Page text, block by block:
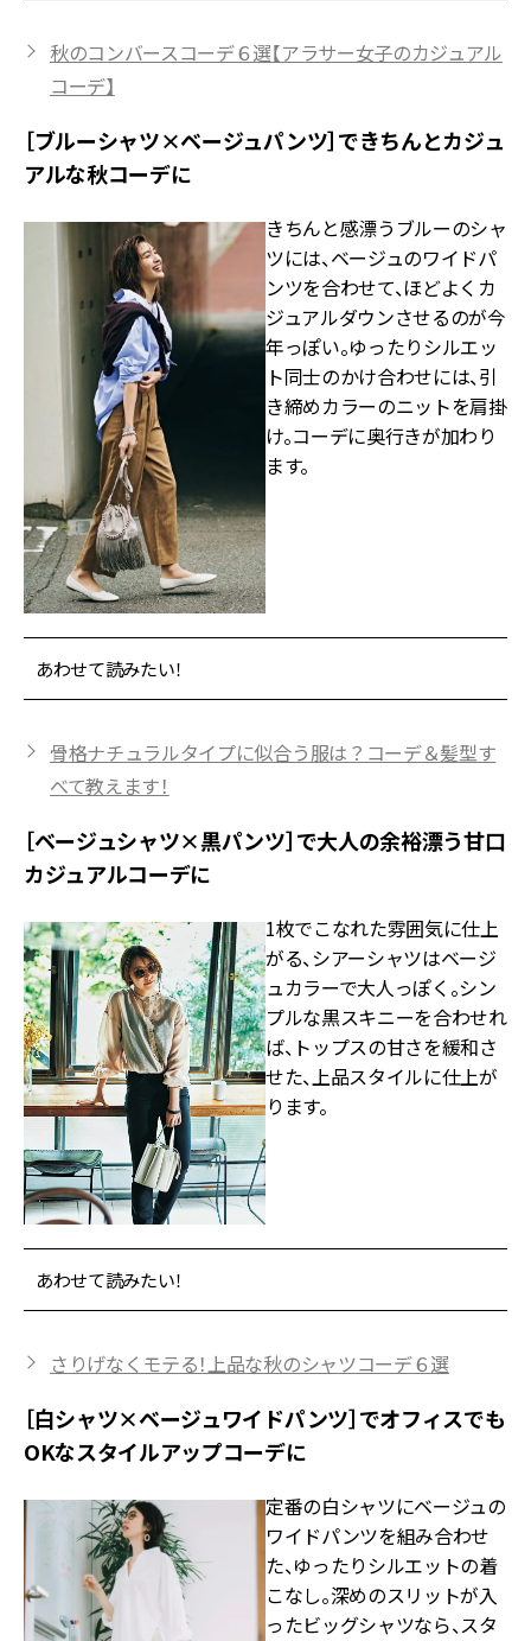
秋のコンバースコーデ６選【アラサー女子のカジュアル
コーデ】
［ブルーシャツ×ベージュパンツ］できちんとカジュ
アルな秋コーデに
きちんと感漂うブルーのシャ
ツには、ベージュのワイドパ
ンツを合わせて、ほどよくカ
ジュアルダウンさせるのが今
年っぽい。ゆったりシルエッ
ト同士のかけ合わせには、引
き締めカラーのニットを肩掛
け。コーデに奥行きが加わり
ます。
あわせて読みたい！
骨格ナチュラルタイプに似合う服は？コーデ＆髪型す
べて教えます！
［ベージュシャツ×黒パンツ］で大人の余裕漂う甘口
カジュアルコーデに
1枚でこなれた雰囲気に仕上
がる、シアーシャツはベージ
ュカラーで大人っぽく。シン
プルな黒スキニーを合わせれ
ば、トップスの甘さを緩和さ
せた、上品スタイルに仕上が
ります。
あわせて読みたい！
さりげなくモテる！上品な秋のシャツコーデ６選
［白シャツ×ベージュワイドパンツ］でオフィスでも
OKなスタイルアップコーデに
定番の白シャツにベージュの
ワイドパンツを組み合わせ
た、ゆったりシルエットの着
こなし。深めのスリットが入
ったビッグシャツなら、スタ